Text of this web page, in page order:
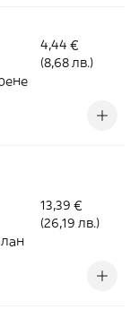
4,44 €
(8,68 лв.)
13,39 €
(26,19 лв.)